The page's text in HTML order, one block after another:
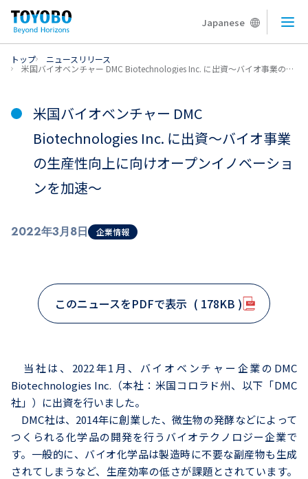
Japanese メ
トップ
ニュースリリース
米国バイオベンチャー DMC Biotechnologies Inc. に出資～バイオ事業の生産性向上に向けオープンイノベーションを加速～
米国バイオベンチャー DMC
Biotechnologies Inc. に出資～バイオ事業
の生産性向上に向けオープンイノベーショ
ンを加速～
2022年3月8日 企業情報
このニュースをPDFで表示 ( 178KB )
当社は、2022年1月、バイオベンチャー企業のDMC
Biotechnologies Inc.（本社：米国コロラド州、以下「DMC
社」）に出資を行いました。
DMC社は、2014年に創業した、微生物の発酵などによって
つくられる化学品の開発を行うバイオテクノロジー企業で
す。一般的に、バイオ化学品は製造時に不要な副産物も生成
されてしまうなど、生産効率の低さが課題とされています。